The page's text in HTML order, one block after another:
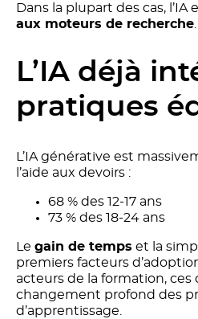
Dans la plupart des cas, l’IA
aux moteurs de recherche
L’IA déjà
pratiques
L’IA générative est
l’aide aux devoirs :
68 % des 12-17 ans
73 % des 18-24 ans
Le gain de temps et la
premiers facteurs
acteurs de la formation,
changement profond des
d’apprentissage.